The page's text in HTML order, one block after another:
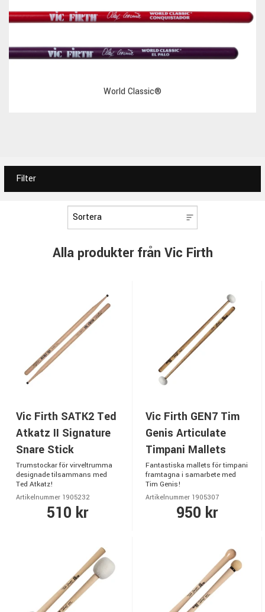
World Classic®
Filter
Alla produkter från Vic Firth
Vic Firth SATK2 Ted
Atkatz II Signature
Snare Stick
Trumstockar för virveltrumma
designade tilsammans med
Ted Atkatz!
Artikelnummer 1905232
510 kr
Vic Firth GEN7 Tim
Genis Articulate
Timpani Mallets
Fantastiska mallets för timpani
framtagna i samarbete med
Tim Genis!
Artikelnummer 1905307
950 kr